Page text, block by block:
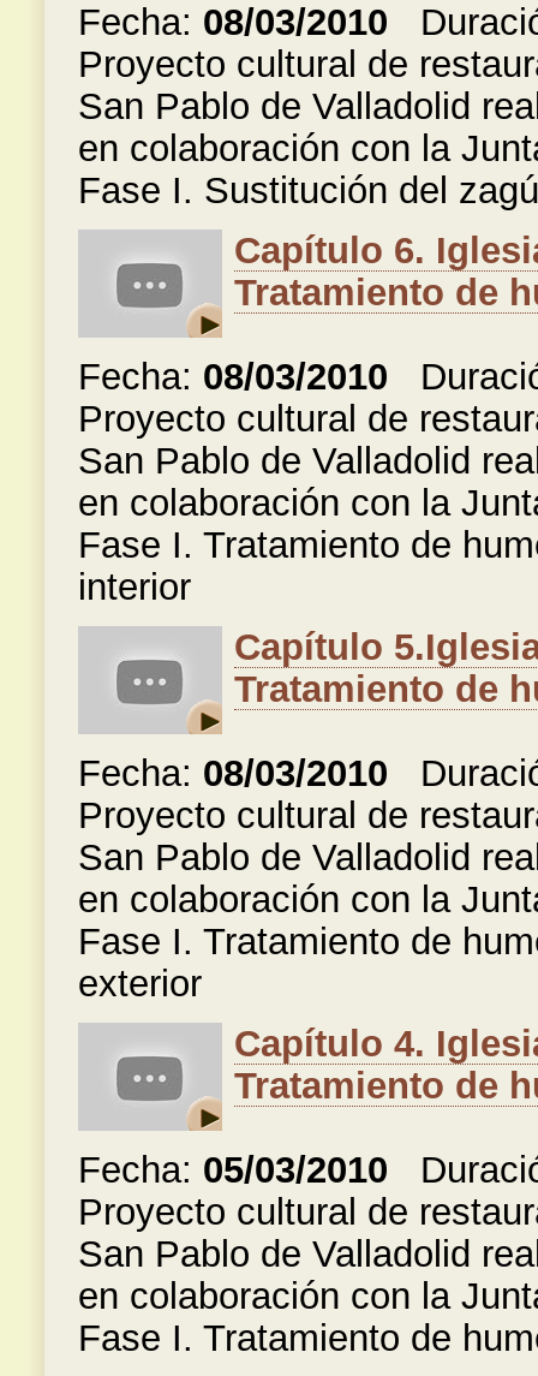
Fecha: 08/03/2010
Proyecto cultural de
San Pablo de Valladolid
en colaboración con la
Fase I. Sustitución del
Capítulo 6.
Tratamiento de
Fecha: 08/03/2010
Proyecto cultural de
San Pablo de Valladolid
en colaboración con la
Fase I. Tratamiento de
interior
Capítulo
Tratamiento de
Fecha: 08/03/2010
Proyecto cultural de
San Pablo de Valladolid
en colaboración con la
Fase I. Tratamiento de
exterior
Capítulo 4.
Tratamiento de
Fecha: 05/03/2010
Proyecto cultural de
San Pablo de Valladolid
en colaboración con la
Fase I. Tratamiento de